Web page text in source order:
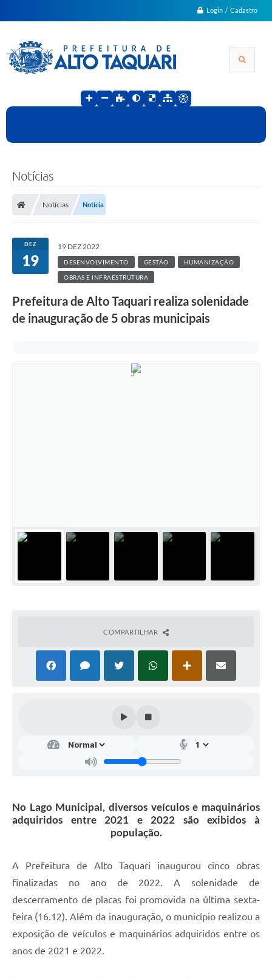
Login / Cadastro
Notícias
Notícias Notícia
DEZ
19
19 DEZ 2022
DESENVOLVIMENTO GESTÃO HUMANIZAÇÃO
OBRAS E INFRAESTRUTURA
Prefeitura de Alto Taquari realiza solenidade
de inauguração de 5 obras municipais
COMPARTILHAR
No Lago Municipal, diversos veículos e maquinários
adquiridos entre 2021 e 2022 são exibidos à
população.
A Prefeitura de Alto Taquari inaugurou cinco obras
finalizadas no ano de 2022. A solenidade de
descerramento de placas foi promovida na última sexta-
feira (16.12). Além da inauguração, o município realizou a
exposição de veículos e maquinários adquiridos entre os
anos de 2021 e 2022.